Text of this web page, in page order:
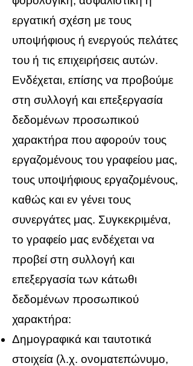
εργατική σχέση με τους
υποψήφιους ή ενεργούς πελάτες
του ή τις επιχειρήσεις αυτών.
Ενδέχεται, επίσης να προβούμε
στη συλλογή και επεξεργασία
δεδομένων προσωπικού
χαρακτήρα που αφορούν τους
εργαζομένους του γραφείου μας,
τους υποψήφιους εργαζομένους,
καθώς και εν γένει τους
συνεργάτες μας. Συγκεκριμένα,
το γραφείο μας ενδέχεται να
προβεί στη συλλογή και
επεξεργασία των κάτωθι
δεδομένων προσωπικού
χαρακτήρα:
Δημογραφικά και ταυτοτικά
στοιχεία (λ.χ. ονοματεπώνυμο,